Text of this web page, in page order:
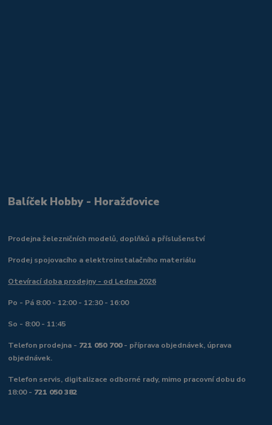
Balíček Hobby - Horažďovice
Prodejna železničních modelů, doplňků a příslušenství
Prodej spojovacího a elektroinstalačního materiálu
Otevírací doba prodejny - od Ledna 2026
Po - Pá 8:00 - 12:00 - 12:30 - 16:00
So - 8:00 - 11:45
Telefon prodejna - 721 050 700- příprava objednávek, úprava
objednávek.
Telefon servis, digitalizace odborné rady, mimo pracovní dobu do
18:00 - 721 050 382